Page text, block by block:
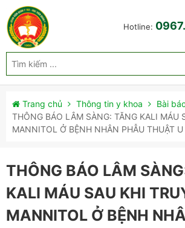
Hotline:
Trang chủ Thông tin y khoa
Bài
THÔNG BÁO LÂM SÀNG: TĂNG KALI MÁU
MANNITOL Ở BỆNH NHÂN PHẪU THUẬT U
THÔNG BÁO LÂM
KALI MÁU SAU KHI
MANNITOL Ở BỆNH